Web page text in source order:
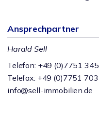
Ansprechpartner
Harald Sell
Telefon: +49 (0)7751
Telefax: +49 (0)7751
info@sell-immobilien.de